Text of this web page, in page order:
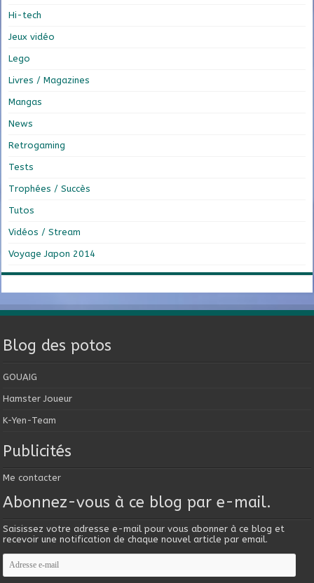
Hi-tech
Jeux vidéo
Lego
Livres / Magazines
Mangas
News
Retrogaming
Tests
Trophées / Succès
Tutos
Vidéos / Stream
Voyage Japon 2014
Blog des potos
GOUAIG
Hamster Joueur
K-Yen-Team
Publicités
Me contacter
Abonnez-vous à ce blog par e-mail.
Saisissez votre adresse e-mail pour vous abonner à ce blog et
recevoir une notification de chaque nouvel article par email.
Adresse
e-
mail